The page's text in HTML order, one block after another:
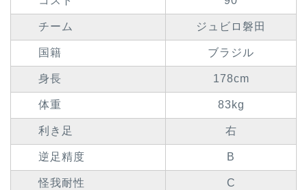
チーム ジュビロ磐田
国籍 ブラジル
身長 178cm
体重 83kg
利き足 右
逆足精度 B
怪我耐性 C